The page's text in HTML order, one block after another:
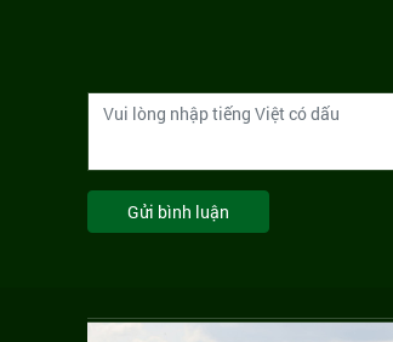
Gửi bình luận